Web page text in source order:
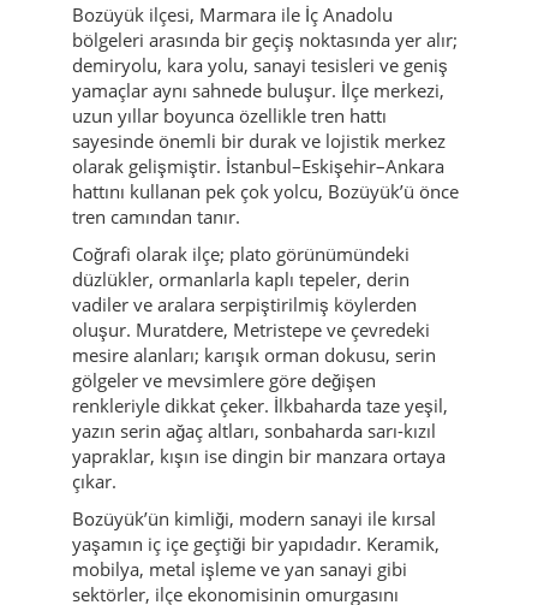
Bozüyük ilçesi, Marmara ile İç Anadolu
bölgeleri arasında bir geçiş noktasında yer alır;
demiryolu, kara yolu, sanayi tesisleri ve geniş
yamaçlar aynı sahnede buluşur. İlçe merkezi,
uzun yıllar boyunca özellikle tren hattı
sayesinde önemli bir durak ve lojistik merkez
olarak gelişmiştir. İstanbul–Eskişehir–Ankara
hattını kullanan pek çok yolcu, Bozüyük’ü önce
tren camından tanır.
Coğrafi olarak ilçe; plato görünümündeki
düzlükler, ormanlarla kaplı tepeler, derin
vadiler ve aralara serpiştirilmiş köylerden
oluşur. Muratdere, Metristepe ve çevredeki
mesire alanları; karışık orman dokusu, serin
gölgeler ve mevsimlere göre değişen
renkleriyle dikkat çeker. İlkbaharda taze yeşil,
yazın serin ağaç altları, sonbaharda sarı-kızıl
yapraklar, kışın ise dingin bir manzara ortaya
çıkar.
Bozüyük’ün kimliği, modern sanayi ile kırsal
yaşamın iç içe geçtiği bir yapıdadır. Keramik,
mobilya, metal işleme ve yan sanayi gibi
sektörler, ilçe ekonomisinin omurgasını